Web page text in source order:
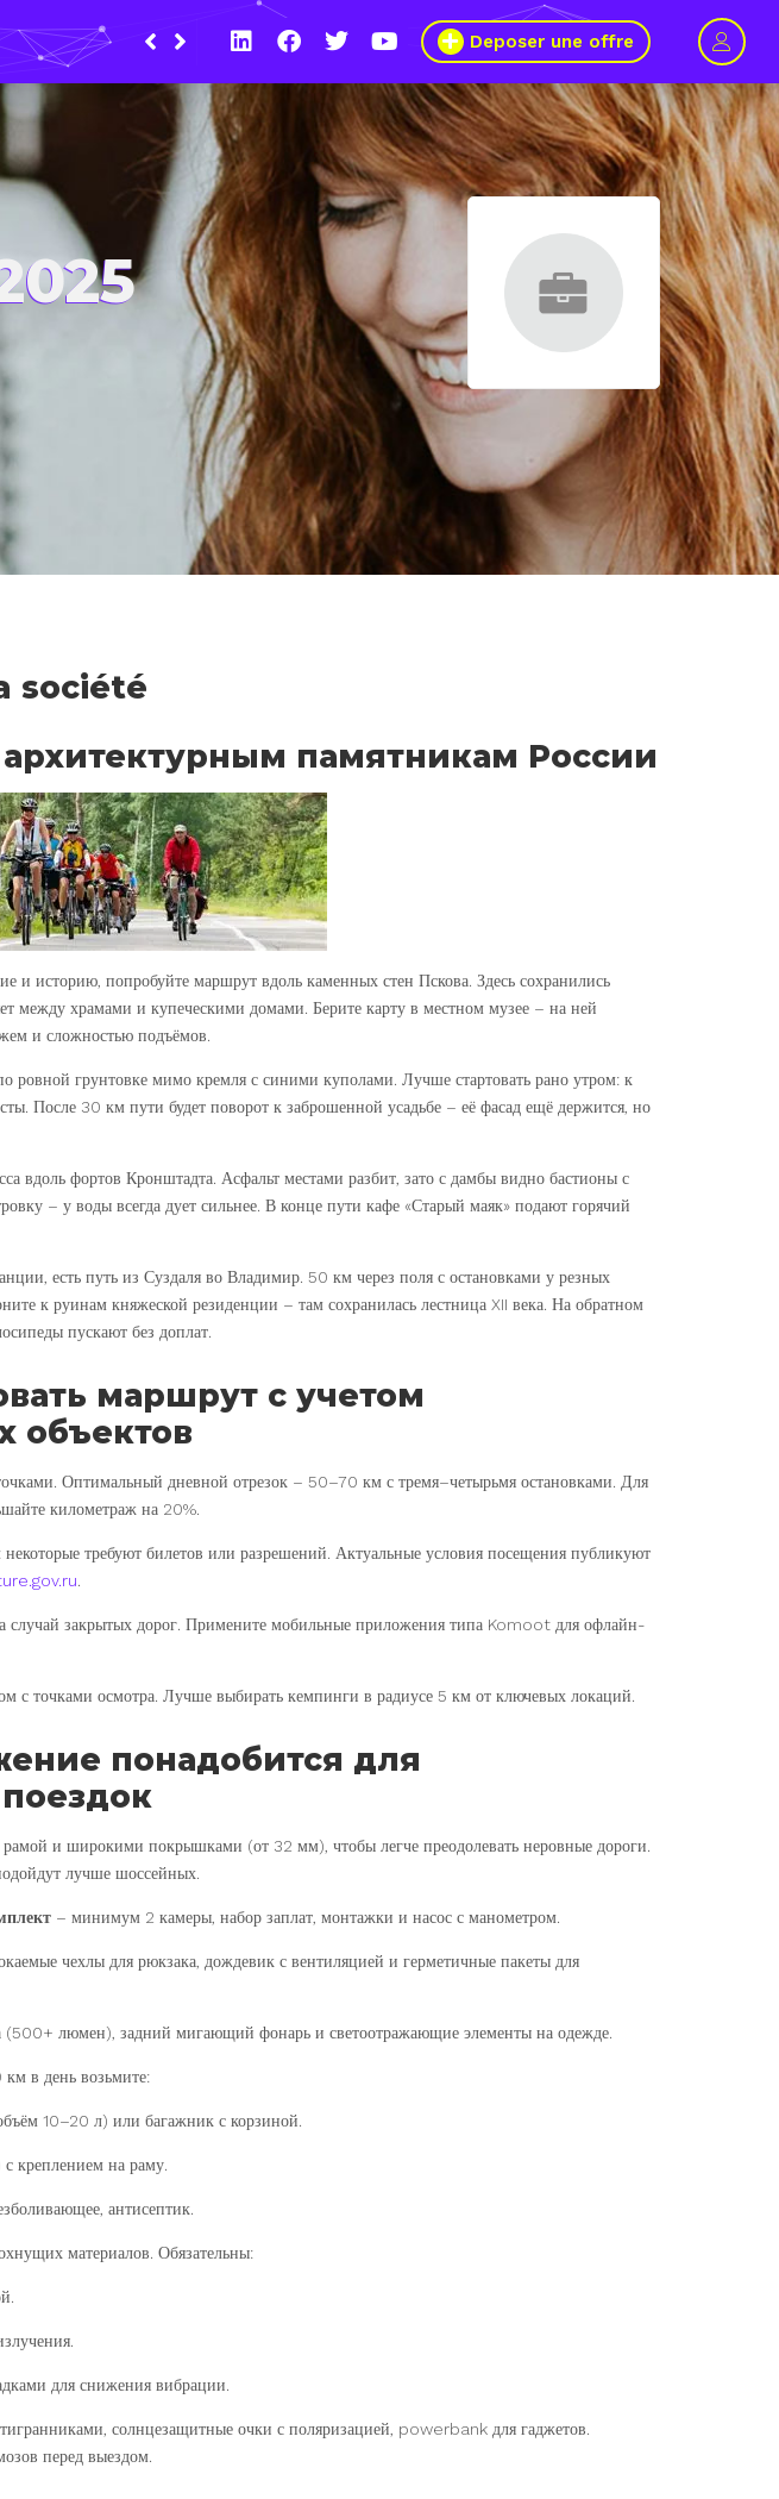
pour plus de mixité dans
Deposer une offre
société
памятникам России
и историю, попробуйте маршрут вдоль каменных стен Пскова. Здесь сохранились
между храмами и купеческими домами. Берите карту в местном музее – на ней
и сложностью подъёмов.
ровной грунтовке мимо кремля с синими куполами. Лучше стартовать рано утром: к
После 30 км пути будет поворот к заброшенной усадьбе – её фасад ещё держится, но
вдоль фортов Кронштадта. Асфальт местами разбит, зато с дамбы видно бастионы с
– у воды всегда дует сильнее. В конце пути кафе «Старый маяк» подают горячий
есть путь из Суздаля во Владимир. 50 км через поля с остановками у резных
к руинам княжеской резиденции – там сохранилась лестница XII века. На обратном
пускают без доплат.
маршрут с учетом
объектов
Оптимальный дневной отрезок – 50–70 км с тремя–четырьмя остановками. Для
километраж на 20%.
некоторые требуют билетов или разрешений. Актуальные условия посещения публикуют
случай закрытых дорог. Примените мобильные приложения типа Komoot для офлайн-
с точками осмотра. Лучше выбирать кемпинги в радиусе 5 км от ключевых локаций.
понадобится для
и широкими покрышками (от 32 мм), чтобы легче преодолевать неровные дороги.
лучше шоссейных.
– минимум 2 камеры, набор заплат, монтажки и насос с манометром.
чехлы для рюкзака, дождевик с вентиляцией и герметичные пакеты для
(500+ люмен), задний мигающий фонарь и светоотражающие элементы на одежде.
в день возьмите:
10–20 л) или багажник с корзиной.
креплением на раму.
антисептик.
материалов. Обязательны:
для снижения вибрации.
солнцезащитные очки с поляризацией, powerbank для гаджетов.
перед выездом.